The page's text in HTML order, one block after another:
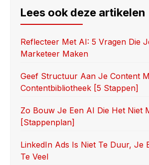
e
b
o
o
k
o
d
o
n
e
Lees ook deze artikelen
Reflecteer Met AI: 5 Vragen Die
Marketeer Maken
Geef Structuur Aan Je Content
Contentbibliotheek [5 Stappen]
Zo Bouw Je Een AI Die Het Niet
[stappenplan]
LinkedIn Ads Is Niet Te Duur, Je
Te Veel